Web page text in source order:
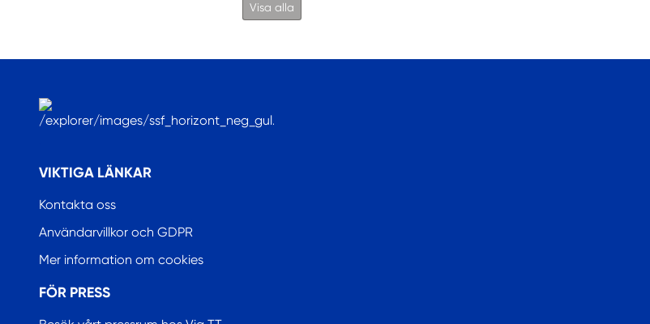
Visa alla
VIKTIGA LÄNKAR
Kontakta oss
Användarvillkor och GDPR
Mer information om cookies
FÖR PRESS